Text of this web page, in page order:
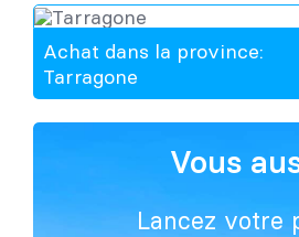
Achat dans la province:
Tarragone
Vous
Lancez votre